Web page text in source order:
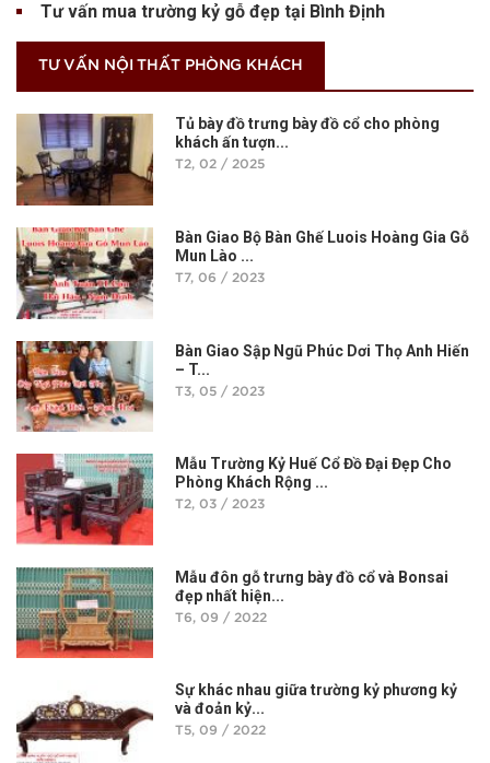
Tư vấn mua trường kỷ gỗ đẹp tại Bình Định
TƯ VẤN NỘI THẤT PHÒNG KHÁCH
Tủ bày đồ trưng bày đồ cổ cho phòng
khách ấn tượn...
T2, 02 / 2025
Bàn Giao Bộ Bàn Ghế Luois Hoàng Gia Gỗ
Mun Lào ...
T7, 06 / 2023
Bàn Giao Sập Ngũ Phúc Dơi Thọ Anh Hiến
– T...
T3, 05 / 2023
Mẫu Trường Kỷ Huế Cổ Đồ Đại Đẹp Cho
Phòng Khách Rộng ...
T2, 03 / 2023
Mẫu đôn gỗ trưng bày đồ cổ và Bonsai
đẹp nhất hiện...
T6, 09 / 2022
Sự khác nhau giữa trường kỷ phương kỷ
và đoản kỷ...
T5, 09 / 2022